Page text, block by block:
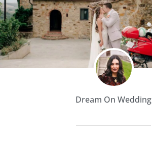
Dream On Wedding